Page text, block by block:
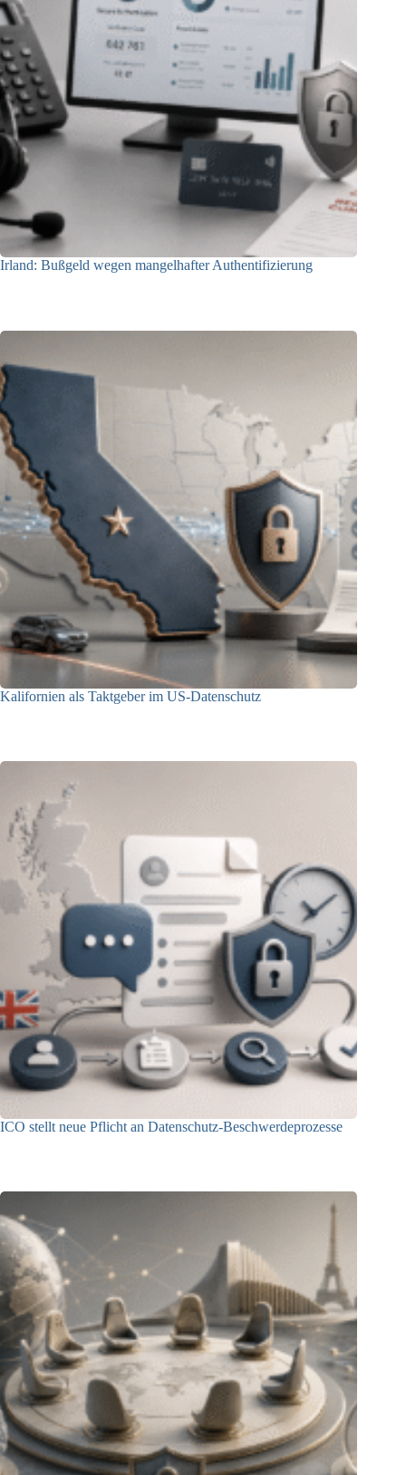
Irland: Bußgeld wegen mangelhafter Authentifizierung
Kalifornien als Taktgeber im US-Datenschutz
ICO stellt neue Pflicht an Datenschutz-Beschwerdeprozesse